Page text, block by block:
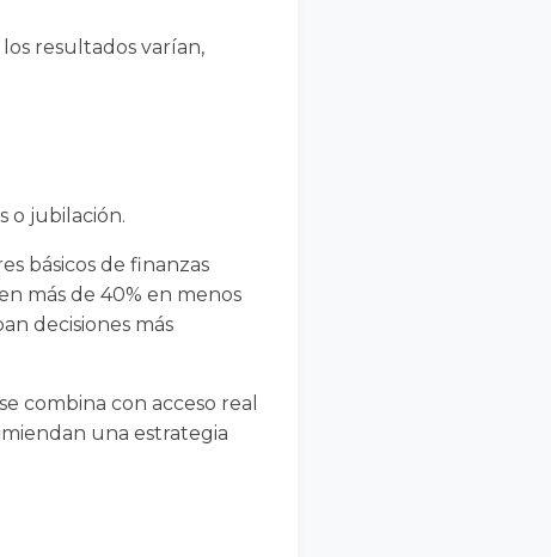
resultados varían,
o jubilación.
básicos de finanzas
más de 40% en menos
decisiones más
combina con acceso real
una estrategia